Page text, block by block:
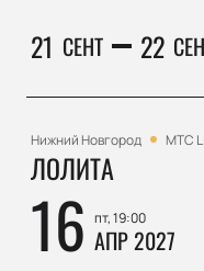
21 СЕНТ 22
Нижний Новгород МТС
ЛОЛИТА
16 пт, 19:00
АПР 2027